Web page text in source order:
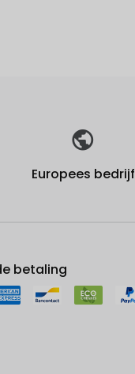
Europees bedrijf
betaling